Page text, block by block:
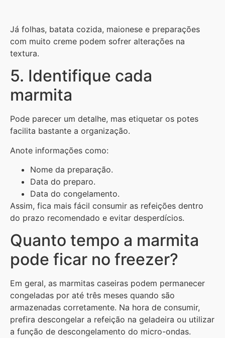
Já folhas, batata cozida, maionese e preparações
com muito creme podem sofrer alterações na
textura.
5. Identifique cada
marmita
Pode parecer um detalhe, mas etiquetar os potes
facilita bastante a organização.
Anote informações como:
Nome da preparação.
Data do preparo.
Data do congelamento.
Assim, fica mais fácil consumir as refeições dentro
do prazo recomendado e evitar desperdícios.
Quanto tempo a marmita
pode ficar no freezer?
Em geral, as marmitas caseiras podem permanecer
congeladas por até três meses quando são
armazenadas corretamente. Na hora de consumir,
prefira descongelar a refeição na geladeira ou utilizar
a função de descongelamento do micro-ondas.